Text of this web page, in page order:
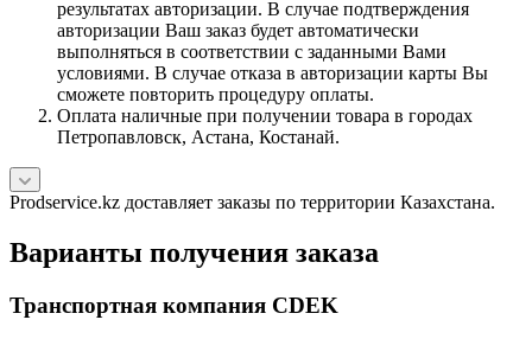
результатах авторизации. В случае подтверждения
авторизации Ваш заказ будет автоматически
выполняться в соответствии с заданными Вами
условиями. В случае отказа в авторизации карты Вы
сможете повторить процедуру оплаты.
Оплата наличные при получении товара в городах
Петропавловск, Астана, Костанай.
Prodservice.kz доставляет заказы по территории Казахстана.
Варианты получения заказа
Транспортная компания CDEK